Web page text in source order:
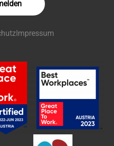
Impressum